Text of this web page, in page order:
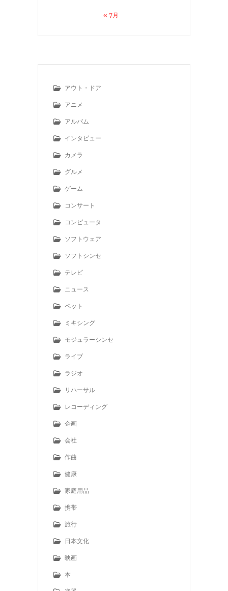
« 7月
アウト・ドア
アニメ
アルバム
インタビュー
カメラ
グルメ
ゲーム
コンサート
コンピュータ
ソフトウェア
ソフトシンセ
テレビ
ニュース
ペット
ミキシング
モジュラーシンセ
ライブ
ラジオ
リハーサル
レコーディング
企画
会社
作曲
健康
家庭用品
携帯
旅行
日本文化
映画
本